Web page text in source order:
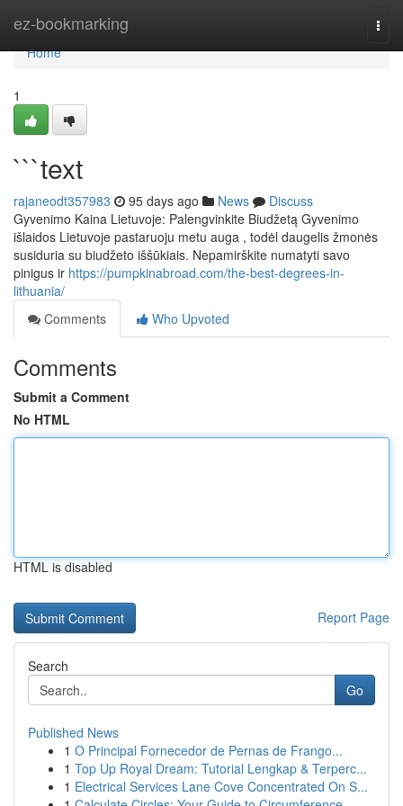
ez-bookmarking
Home
Home
1
```text
rajaneodt357983 95 days ago News
Discuss
Gyvenimo Kaina Lietuvoje: Palengvinkite Biudžetą Gyvenimo
išlaidos Lietuvoje pastaruoju metu auga , todėl daugelis žmonės
susiduria su biudžeto iššūkiais. Nepamirškite numatyti savo
pinigus ir https://pumpkinabroad.com/the-best-degrees-in-
lithuania/
Comments
Who Upvoted
Comments
Submit a Comment
No HTML
HTML is disabled
Report Page
Search
Go
Published News
1 O Principal Fornecedor de Pernas de Frango...
1 Top Up Royal Dream: Tutorial Lengkap & Terperc...
1 Electrical Services Lane Cove Concentrated On S...